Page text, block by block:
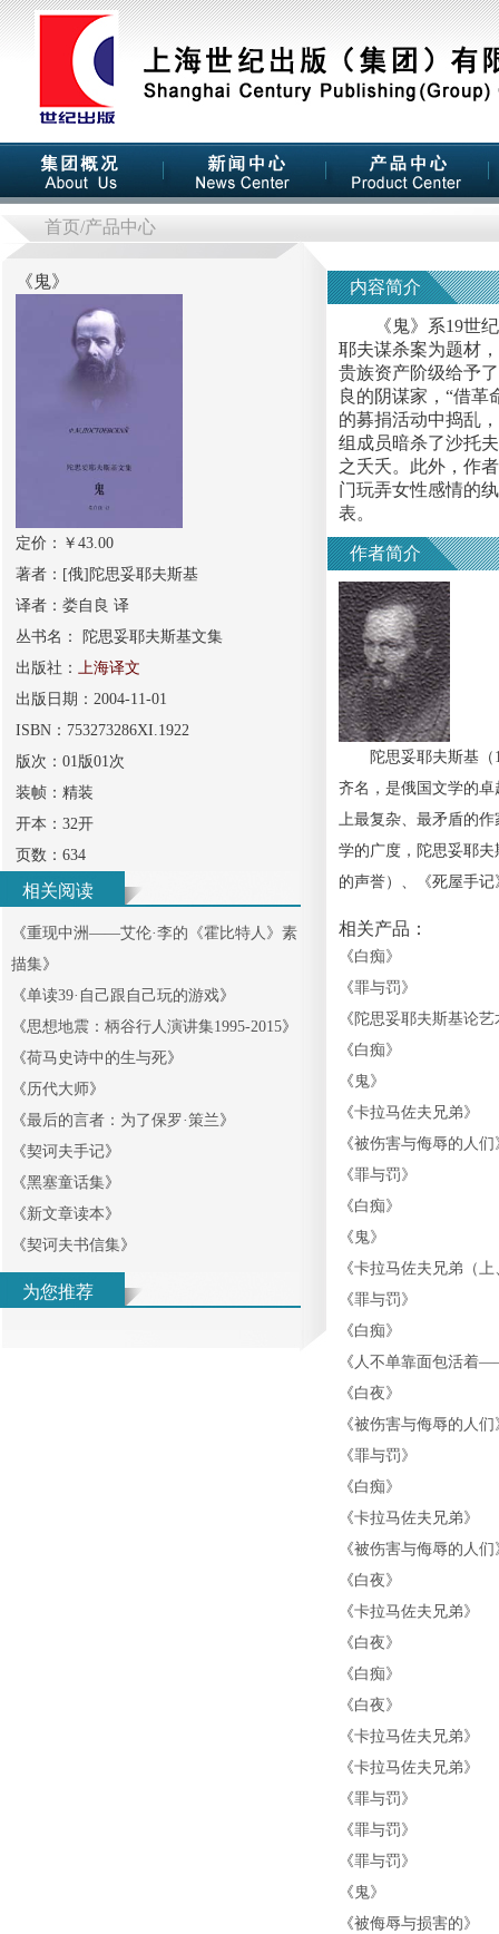
首页/产品中心
《鬼》
定价：￥ 43.00
著者： [俄]陀思妥耶夫斯基
译者： 娄自良 译
丛书名：
陀思妥耶夫斯基文集
出版社： 上海译文
出版日期： 2004-11-01
ISBN： 753273286XI.1922
版次： 01版01次
装帧： 精装
开本： 32开
页数： 634
相关阅读
《重现中洲——艾伦·李的《霍比特人》素
描集》
《单读39·自己跟自己玩的游戏》
《思想地震：柄谷行人演讲集1995-2015》
《荷马史诗中的生与死》
《历代大师》
《最后的言者：为了保罗·策兰》
《契诃夫手记》
《黑塞童话集》
《新文章读本》
《契诃夫书信集》
为您推荐
内容简介
《鬼》系19世纪
耶夫谋杀案为题材
贵族资产阶级给予
良的阴谋家，“借革
的募捐活动中捣乱
组成员暗杀了沙托
之夭夭。此外，作
门玩弄女性感情的
表。
作者简介
陀思妥耶夫斯基（
齐名，是俄国文学的
上最复杂、最矛盾的
学的广度，陀思妥耶
的声誉）、《死屋手
相关产品：
《白痴》
《罪与罚》
《 陀思妥耶夫斯基论艺
《白痴》
《 鬼》
《卡拉马佐夫兄弟》
《被伤害与侮辱的人们
《罪与罚》
《白痴》
《 鬼》
《卡拉马佐夫兄弟（上
《罪与罚》
《白痴》
《 人不单靠面包活着
《白夜》
《被伤害与侮辱的人们
《罪与罚》
《白痴》
《卡拉马佐夫兄弟》
《被伤害与侮辱的人们
《白夜》
《卡拉马佐夫兄弟》
《白夜》
《白痴》
《白夜》
《卡拉马佐夫兄弟》
《卡拉马佐夫兄弟》
《罪与罚》
《罪与罚》
《罪与罚》
《 鬼》
《被侮辱与损害的》